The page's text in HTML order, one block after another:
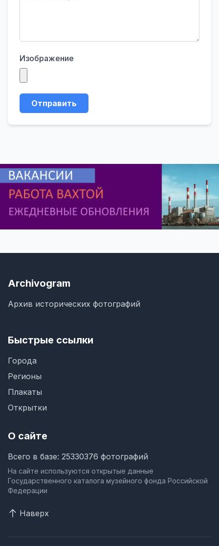
Изображение
Отправить
Archivogram
Архив исторических фотографий
Быстрые ссылки
Города
Регионы
Плакаты
Открытки
О сайте
Всего в базе: 25330376 фотографий
На сайте используются открытые данные
Государственного каталога музейного фонда Российской
Федерации
Наверх